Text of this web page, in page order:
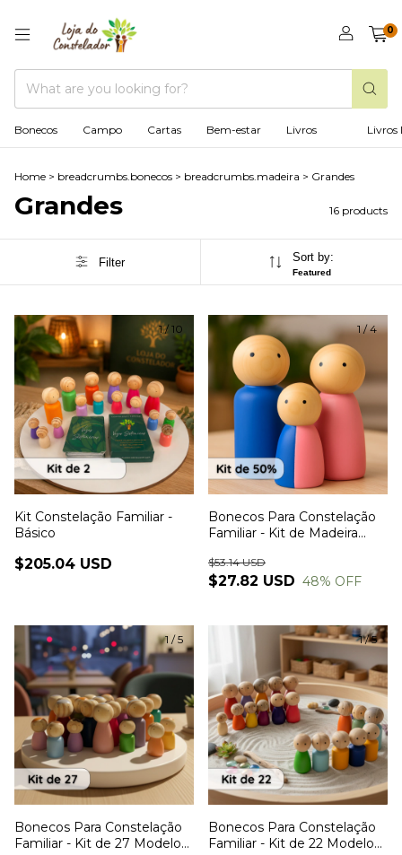
0
Bonecos Campo Cartas Bem-estar Livros Livros
Home > breadcrumbs.bonecos > breadcrumbs.madeira > Grandes
Grandes 16 products
Filter Sort by:
Featured
1/ 10
Kit Constelação Familiar -
Básico
$205.04 USD
1/4
Bonecos Para Constelação
Familiar - Kit de Madeira
$27.82 USD
$53.14 USD
48% OFF
1 /5
Bonecos Para Constelação
Familiar - Kit de 27 Modelo
1/5
Bonecos Para Constelação
Familiar - Kit de 22 Modelo